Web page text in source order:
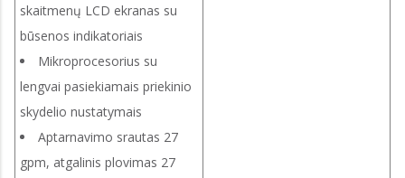
skaitmenų LCD ekranas su
būsenos indikatoriais
Mikroprocesorius su
lengvai pasiekiamais priekinio
skydelio nustatymais
Aptarnavimo srautas 27
gpm, atgalinis plovimas 27